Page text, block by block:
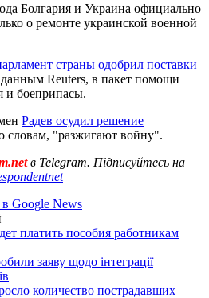
Болгария и Украина официально
о ремонте украинской военной
страны одобрил поставки
Reuters, в пакет помощи
и боеприпасы.
Радев осудил решение
словам, "разжигают войну".
в Telegram. Підписуйтесь на
Google News
платить пособия работникам
заяву щодо інтеграції
количество пострадавших